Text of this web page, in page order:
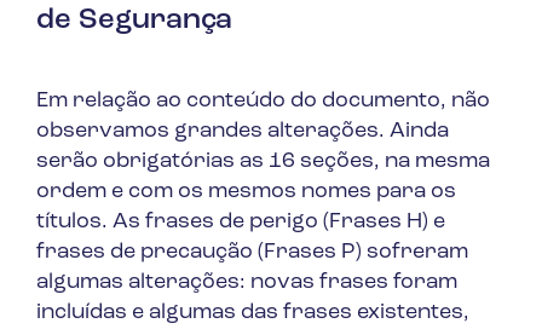
de Segurança
Em relação ao conteúdo do documento, não
observamos grandes alterações. Ainda
serão obrigatórias as 16 seções, na mesma
ordem e com os mesmos nomes para os
títulos. As frases de perigo (Frases H) e
frases de precaução (Frases P) sofreram
algumas alterações: novas frases foram
incluídas e algumas das frases existentes,